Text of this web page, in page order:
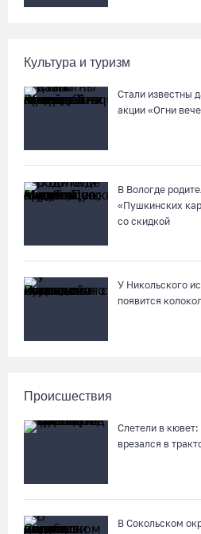
Сотрудники колонии в Шексне
заключенным 11 телефонов
вологодские гаишники
Культура и туризм
Стали известны
акции «Огни
В Вологде
«Пушкинских
со скидкой
У Никольского
появится
Происшествия
Слетели в
врезался в
В Сокольском